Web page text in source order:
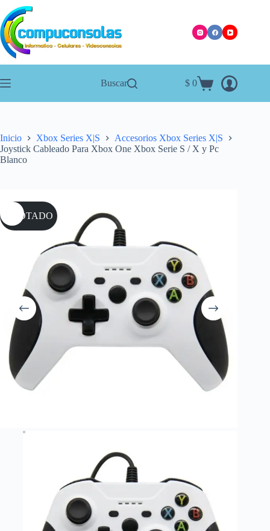
Saltar
al
contenido
Buscar
Carro
$ 0
Inicio Xbox Series X|S
Accesorios Xbox Series X|S
Joystick Cableado Para Xbox One Xbox Serie S / X y Pc
Blanco
AGOTADO